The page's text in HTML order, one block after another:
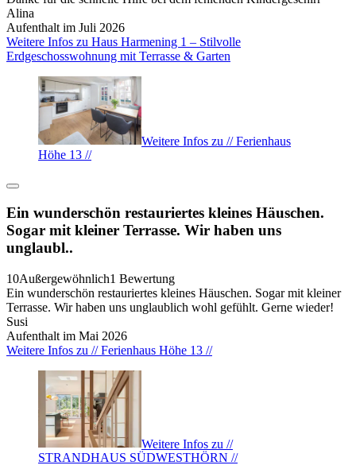
Alina
Aufenthalt im Juli 2026
Weitere Infos zu Haus Harmening 1 – Stilvolle
Erdgeschosswohnung mit Terrasse & Garten
Weitere Infos zu // Ferienhaus
Höhe 13 //
Ein wunderschön restauriertes kleines Häuschen.
Sogar mit kleiner Terrasse. Wir haben uns
unglaubl..
10Außergewöhnlich1 Bewertung
Ein wunderschön restauriertes kleines Häuschen. Sogar mit kleiner
Terrasse. Wir haben uns unglaublich wohl gefühlt. Gerne wieder!
Susi
Aufenthalt im Mai 2026
Weitere Infos zu // Ferienhaus Höhe 13 //
Weitere Infos zu //
STRANDHAUS SÜDWESTHÖRN //